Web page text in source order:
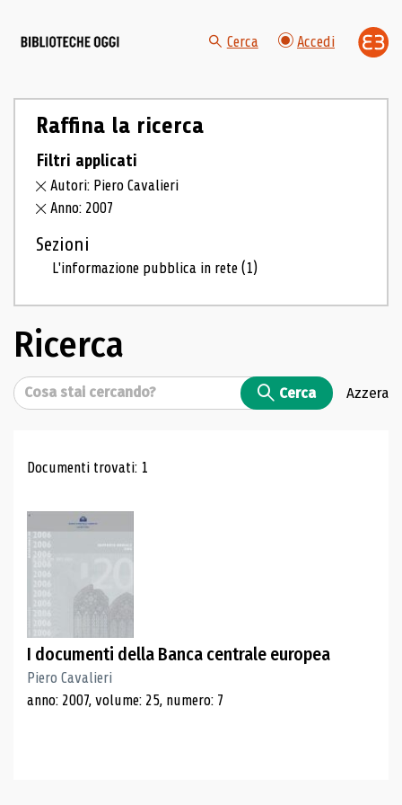
Cerca Accedi
Raffina la ricerca
Filtri applicati
Autori: Piero Cavalieri
Anno: 2007
Sezioni
L'informazione pubblica in rete(1)
Ricerca
Cerca Cerca Azzera
Risultati di ricerca
Documenti trovati: 1
I documenti della Banca centrale europea
Piero Cavalieri
anno: 2007, volume: 25, numero: 7